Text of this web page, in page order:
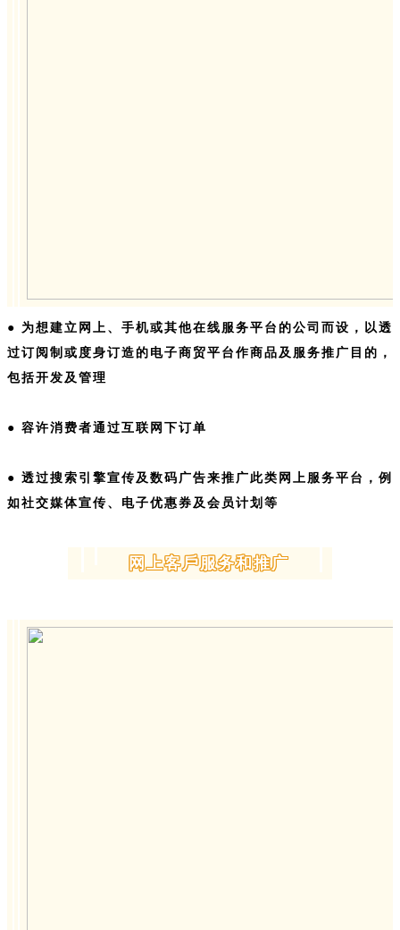
● 为想建立网上、手机或其他在线服务平台的公司而设，以透
过订阅制或度身订造的电子商贸平台作商品及服务推广目的，
包括开发及管理
● 容许消费者通过互联网下订单
● 透过搜索引擎宣传及数码广告来推广此类网上服务平台，例
如社交媒体宣传、电子优惠券及会员计划等
网上客戶服务和推广